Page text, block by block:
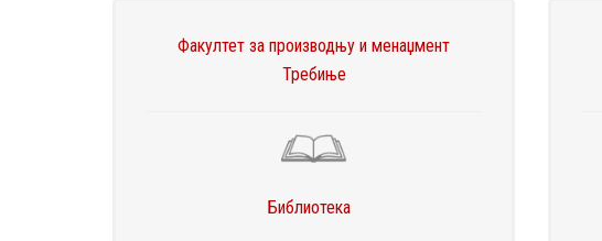
Факултет за производњу и менаџмент
Требиње
Библиотека